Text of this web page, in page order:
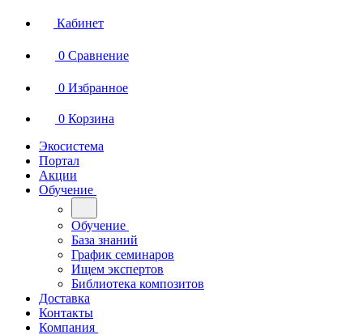
Кабинет
0 Сравнение
0 Избранное
0 Корзина
Экосистема
Портал
Акции
Обучение
Обучение
База знаний
График семинаров
Ищем экспертов
Библиотека композитов
Доставка
Контакты
Компания